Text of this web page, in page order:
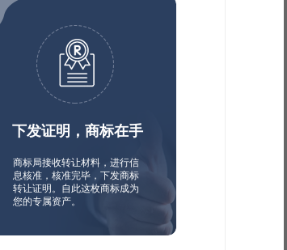
下发证明，商标在手
商标局接收转让材料，进行信
息核准，核准完毕，下发商标
转让证明。自此这枚商标成为
您的专属资产。